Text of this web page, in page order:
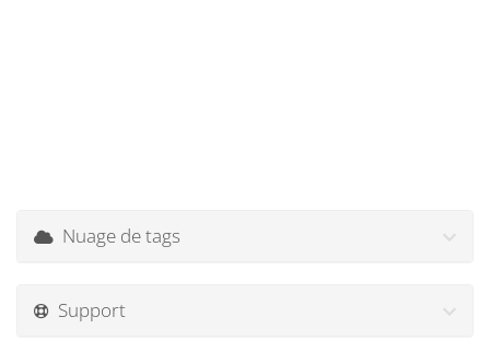
Nuage de tags
Support